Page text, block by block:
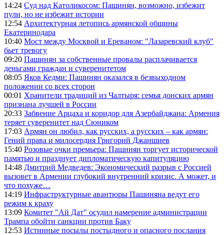
14:24 Суд над Католикосом: Пашинян, возможно, избежит
пули, но не избежит истории
12:54 Архитектурная летопись армянской общины
Екатеринодара
10:40 Мост между Москвой и Ереваном: "Лазаревский клуб"
бьет тревогу
09:20 Пашинян за собственные провалы расплачивается
деньгами граждан и суверенитетом
08:05 Яков Кедми: Пашинян оказался в безвыходном
положении со всех сторон
00:01 Хранители традиций из Чалтыря: семья донских армян
признана лучшей в России
20:33 Забвение Арцаха и коридор для Азербайджана: Армения
теряет суверенитет над Сюником
17:03 Армян он любил, как русских, а русских – как армян:
Гений права и милосердия Григорий Джаншиев
15:40 Розовые очки премьера: Пашинян торгует исторической
памятью и празднует дипломатическую капитуляцию
14:48 Дмитрий Медведев: Экономический разрыв с Россией
вызовет в Армении глубокий внутренний кризис. А может, и
что похуже…
14:19 Инфраструктурные авантюры Пашиняна ведут его
режим к краху
13:09 Комитет "Ай Дат" осудил намерение администрации
Трампа обойти санкции против Баку
12:53 Истинные посылы постыдного и опасного послания